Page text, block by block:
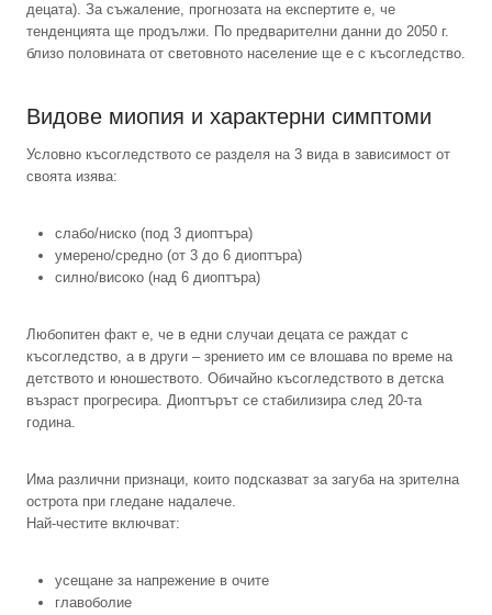
децата). За съжаление, прогнозата на експертите е, че
тенденцията ще продължи. По предварителни данни до 2050 г.
близо половината от световното население ще е с късогледство.
Видове миопия и характерни симптоми
Условно късогледството се разделя на 3 вида в зависимост от
своята изява:
слабо/ниско (под 3 диоптъра)
умерено/средно (от 3 до 6 диоптъра)
силно/високо (над 6 диоптъра)
Любопитен факт е, че в едни случаи децата се раждат с
късогледство, а в други – зрението им се влошава по време на
детството и юношеството. Обичайно късогледството в детска
възраст прогресира. Диоптърът се стабилизира след 20-та
година.
Има различни признаци, които подсказват за загуба на зрителна
острота при гледане надалече.
Най-честите включват:
усещане за напрежение в очите
главоболие